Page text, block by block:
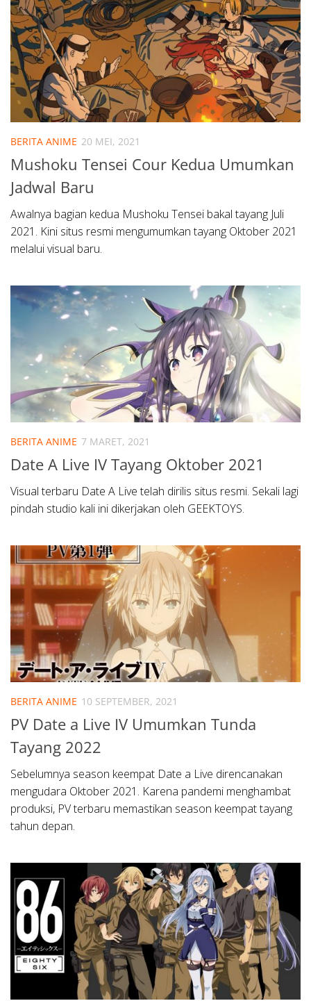
BERITA ANIME 20 MEI, 2021
Mushoku Tensei Cour Kedua Umumkan
Jadwal Baru
Awalnya bagian kedua Mushoku Tensei bakal tayang Juli
2021. Kini situs resmi mengumumkan tayang Oktober 2021
melalui visual baru.
BERITA ANIME 7 MARET, 2021
Date A Live IV Tayang Oktober 2021
Visual terbaru Date A Live telah dirilis situs resmi. Sekali lagi
pindah studio kali ini dikerjakan oleh GEEKTOYS.
BERITA ANIME 10 SEPTEMBER, 2021
PV Date a Live IV Umumkan Tunda
Tayang 2022
Sebelumnya season keempat Date a Live direncanakan
mengudara Oktober 2021. Karena pandemi menghambat
produksi, PV terbaru memastikan season keempat tayang
tahun depan.